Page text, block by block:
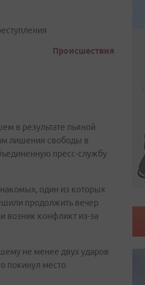
Происшествия
в результате пьяной
лишения свободы в
пресс-службу
один из которых
продолжить вечер
возник конфликт из-за
не менее двух ударов
покинул место